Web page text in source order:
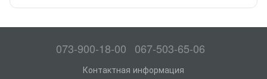
073-900-18-00 067-503-65-06
Контактная информация